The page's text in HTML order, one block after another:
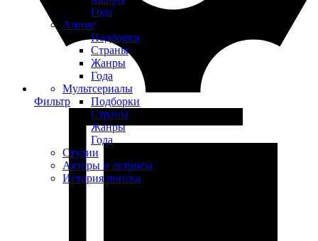
Года
Аниме
Подборки
Страны
Жанры
Года
Мультсериалы
Подборки
Страны
Жанры
Года
Студии
Актеры и актрисы
История поиска
Фильтр